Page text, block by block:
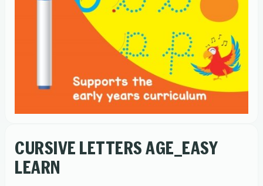
CURSIVE LETTERS AGE_EASY
LEARN